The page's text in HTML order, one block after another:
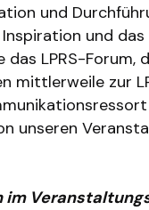
und
und das
LPRS-Forum,
mittlerweile zur
unseren
im